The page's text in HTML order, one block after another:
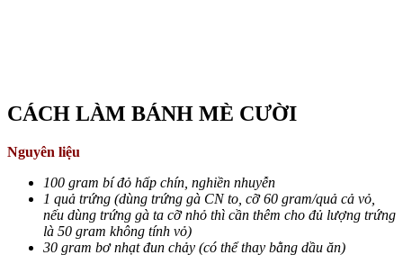
CÁCH LÀM BÁNH MÈ CƯỜI
Nguyên liệu
100 gram bí đỏ hấp chín, nghiền nhuyễn
1 quả trứng (dùng trứng gà CN to, cỡ 60 gram/quả cả vỏ,
nếu dùng trứng gà ta cỡ nhỏ thì cần thêm cho đủ lượng trứng
là 50 gram không tính vỏ)
30 gram bơ nhạt đun chảy (có thể thay bằng dầu ăn)